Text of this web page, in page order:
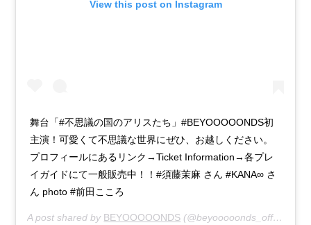
View this post on Instagram
舞台「#不思議の国のアリスたち」#BEYOOOOONDS初
主演！可愛くて不思議な世界にぜひ、お越しください。
プロフィールにあるリンク→Ticket Information→各プレ
イガイドにて一般販売中！！#須藤茉麻 さん #KANA∞ さ
ん photo #前田こころ
A post shared by BEYOOOOONDS (@beyooooonds_official) on